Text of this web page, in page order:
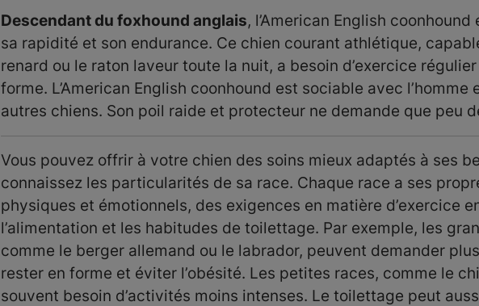
Descendant du foxhound anglais, l’American English
sa rapidité et son endurance. Ce chien courant athlétique,
renard ou le raton laveur toute la nuit, a besoin d’exercice
forme. L’American English coonhound est sociable avec l’homme
autres chiens. Son poil raide et protecteur ne demande que peu
Vous pouvez offrir à votre chien des soins mieux adaptés à ses
connaissez les particularités de sa race. Chaque race a ses
physiques et émotionnels, des exigences en matière d’exercice
l’alimentation et les habitudes de toilettage. Par exemple, les
comme le berger allemand ou le labrador, peuvent demander
rester en forme et éviter l’obésité. Les petites races, comme le
souvent besoin d’activités moins intenses. Le toilettage peut